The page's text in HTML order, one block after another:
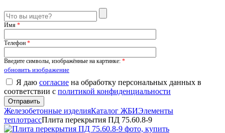
Имя *
Телефон *
Введите символы, изображённые на картинке: *
обновить изображение
Я даю согласие на обработку персональных данных в
соответствии с политикой конфиденциальности
Железобетонные изделияКаталог ЖБИЭлементы
теплотрассПлита перекрытия ПД 75.60.8-9